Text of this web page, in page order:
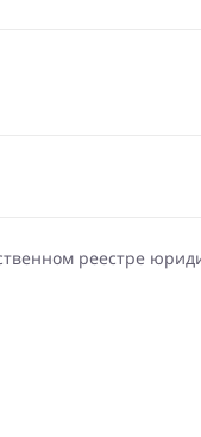
реестре